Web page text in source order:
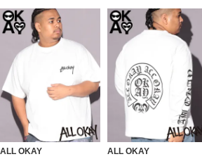
ンズ ビジネス
ット
MIU5ML0502A44
ALL OKAY ALL OKAY